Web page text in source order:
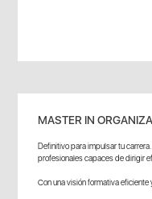
MASTER IN
Definitivo para impulsar tu
profesionales capaces de dirigir
Con una visión formativa eficiente